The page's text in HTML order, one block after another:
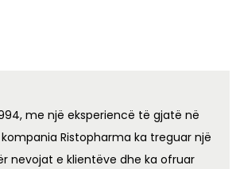
me një eksperiencë të gjatë në
Ristopharma ka treguar një
nevojat e klientëve dhe ka ofruar